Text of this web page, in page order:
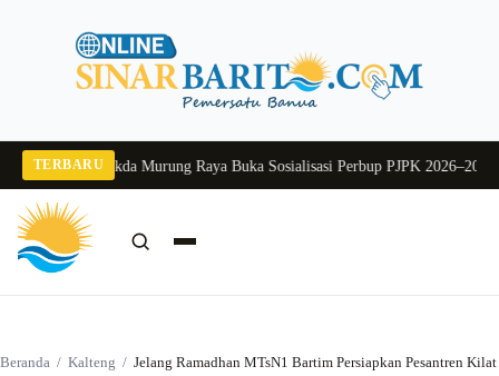
TERBARU
2026Pj Sekda Murung Raya Buka Sosialisasi Perbup PJPK 2026–2030
Beranda / Kalteng / Jelang Ramadhan MTsN1 Bartim Persiapkan Pesantren Kilat